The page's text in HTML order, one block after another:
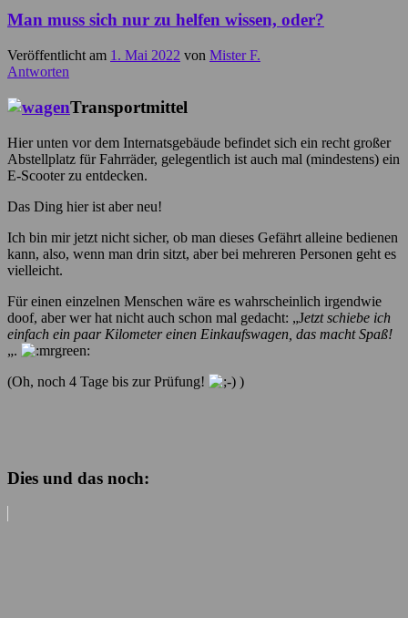
Man muss sich nur zu helfen wissen, oder?
Veröffentlicht am 1. Mai 2022 von Mister F.
Antworten
Transportmittel
Hier unten vor dem Internatsgebäude befindet sich ein recht großer
Abstellplatz für Fahrräder, gelegentlich ist auch mal (mindestens) ein
E-Scooter zu entdecken.
Das Ding hier ist aber neu!
Ich bin mir jetzt nicht sicher, ob man dieses Gefährt alleine bedienen
kann, also, wenn man drin sitzt, aber bei mehreren Personen geht es
vielleicht.
Für einen einzelnen Menschen wäre es wahrscheinlich irgendwie
doof, aber wer hat nicht auch schon mal gedacht: „Jetzt schiebe ich
einfach ein paar Kilometer einen Einkaufswagen, das macht Spaß!
„.
(Oh, noch 4 Tage bis zur Prüfung!
)
Dies und das noch: